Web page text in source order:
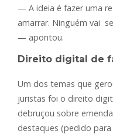
— A ideia é fazer uma
amarrar. Ninguém vai
— apontou.
Direito digital de
Um dos temas que
juristas foi o direito
debruçou sobre
destaques (pedido